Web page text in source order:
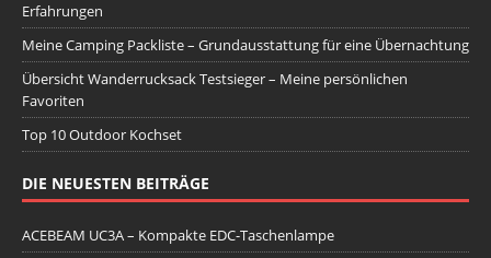
Erfahrungen
Meine Camping Packliste – Grundausstattung für eine Übernachtung
Übersicht Wanderrucksack Testsieger – Meine persönlichen
Favoriten
Top 10 Outdoor Kochset
DIE NEUESTEN BEITRÄGE
ACEBEAM UC3A – Kompakte EDC-Taschenlampe